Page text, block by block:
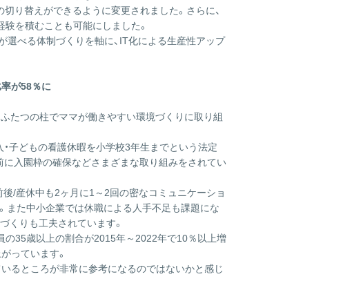
り替えができるように変更されました。さらに、
を積むことも可能にしました。
選べる体制づくりを軸に、IT化による生産性アップ
が58％に
たつの柱でママが働きやすい環境づくりに取り組
子どもの看護休暇を小学校3年生までという法定
に入園枠の確保などさまざまな取り組みをされてい
/産休中も2ヶ月に1～2回の密なコミュニケーショ
また中小企業では休職による人手不足も課題にな
くりも工夫されています。
員の35歳以上の割合が2015年～2022年で10％以上増
っています。
るところが非常に参考になるのではないかと感じ